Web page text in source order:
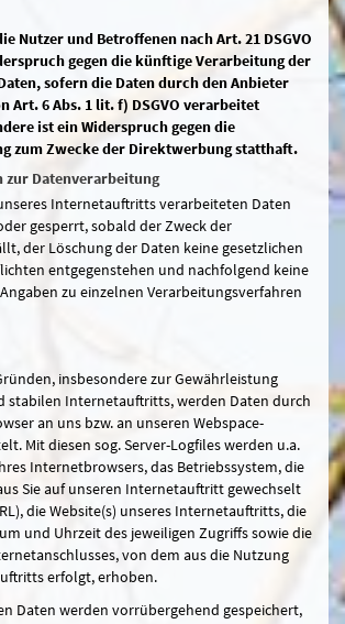
Nutzer und Betroffenen nach Art. 21 DSGVO
gegen die künftige Verarbeitung der
sofern die Daten durch den Anbieter
Art. 6 Abs. 1 lit. f) DSGVO verarbeitet
ist ein Widerspruch gegen die
zum Zwecke der Direktwerbung statthaft.
Datenverarbeitung
Internetauftritts verarbeiteten Daten
gesperrt, sobald der Zweck der
der Löschung der Daten keine gesetzlichen
entgegenstehen und nachfolgend keine
zu einzelnen Verarbeitungsverfahren
insbesondere zur Gewährleistung
stabilen Internetauftritts, werden Daten durch
an uns bzw. an unseren Webspace-
Mit diesen sog. Server-Logfiles werden u.a.
Internetbrowsers, das Betriebssystem, die
Sie auf unseren Internetauftritt gewechselt
die Website(s) unseres Internetauftritts, die
und Uhrzeit des jeweiligen Zugriffs sowie die
von dem aus die Nutzung
erfolgt, erhoben.
Daten werden vorrübergehend gespeichert,